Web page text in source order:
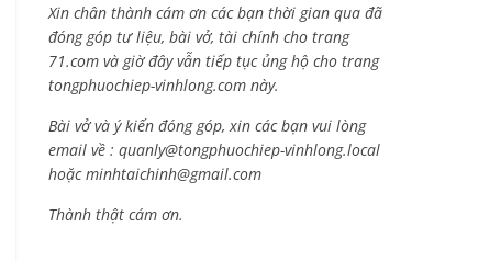
Xin chân thành cám ơn các bạn thời gian qua đã
đóng góp tư liệu, bài vở, tài chính cho trang
71.com và giờ đây vẫn tiếp tục ủng hộ cho trang
tongphuochiep-vinhlong.com này.
Bài vở và ý kiến đóng góp, xin các bạn vui lòng
email về : quanly@tongphuochiep-vinhlong.local
hoặcminhtaichinh@gmail.com
Thành thật cám ơn.